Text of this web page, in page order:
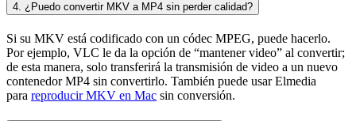
4. ¿Puedo convertir MKV a MP4 sin perder calidad?
Si su MKV está codificado con un códec MPEG, puede hacerlo.
Por ejemplo, VLC le da la opción de “mantener video” al convertir;
de esta manera, solo transferirá la transmisión de video a un nuevo
contenedor MP4 sin convertirlo. También puede usar Elmedia
para reproducir MKV en Mac sin conversión.